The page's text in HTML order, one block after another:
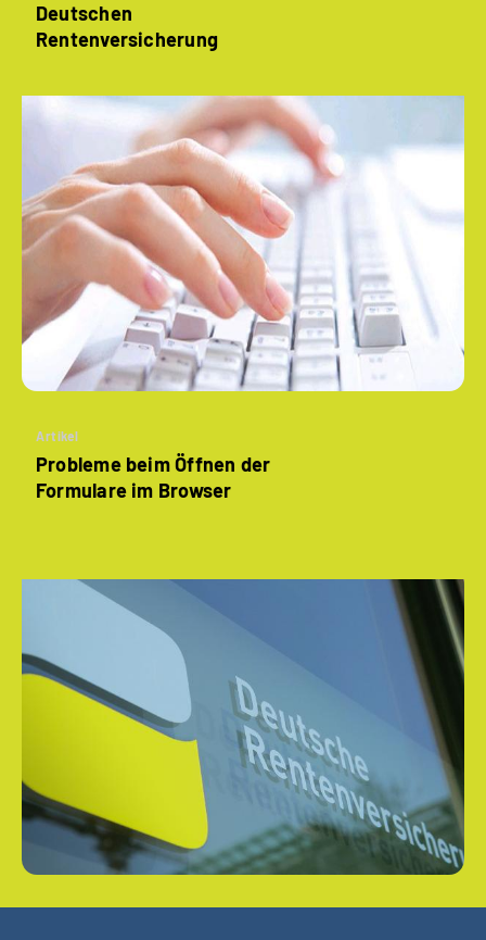
Deutschen
Rentenversicherung
Artikel
Probleme beim Öffnen der
Formulare im Browser